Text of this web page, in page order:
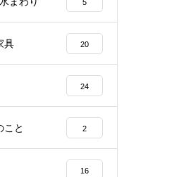
5
具 20
24
こと 2
16